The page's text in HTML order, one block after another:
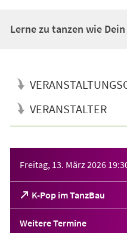
Lerne zu tanzen wie
VERANSTALTER
Freitag, 13. März 2026
K-Pop im TanzBau
(Öffnet
in
einem
neuen
Weitere Termine